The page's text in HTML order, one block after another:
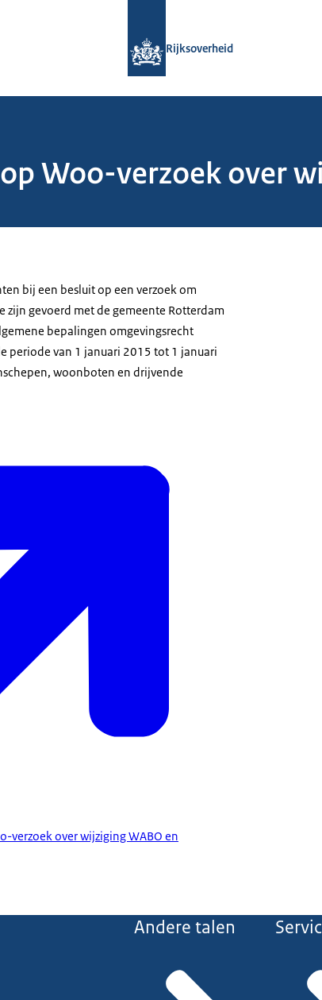
Rijksoverheid
Woo-verzoek over
bij een besluit op een verzoek om
zijn gevoerd met de gemeente Rotterdam
bepalingen omgevingsrecht
periode van 1 januari 2015 tot 1 januari
woonboten en drijvende
verzoek over wijziging WABO en
Andere talen